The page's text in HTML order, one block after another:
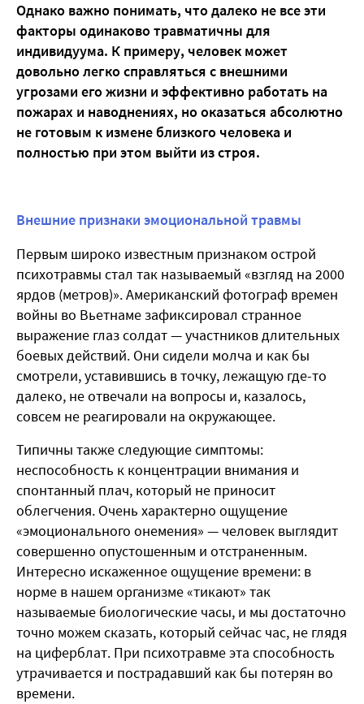
Однако важно понимать, что далеко не все эти
факторы одинаково травматичны для
индивидуума. К примеру, человек может
довольно легко справляться с внешними
угрозами его жизни и эффективно работать на
пожарах и наводнениях, но оказаться абсолютно
не готовым к измене близкого человека и
полностью при этом выйти из строя.
Внешние признаки эмоциональной травмы
Первым широко известным признаком острой
психотравмы стал так называемый «взгляд на 2000
ярдов (метров)». Американский фотограф времен
войны во Вьетнаме зафиксировал странное
выражение глаз солдат — участников длительных
боевых действий. Они сидели молча и как бы
смотрели, уставившись в точку, лежащую где-то
далеко, не отвечали на вопросы и, казалось,
совсем не реагировали на окружающее.
Типичны также следующие симптомы:
неспособность к концентрации внимания и
спонтанный плач, который не приносит
облегчения. Очень характерно ощущение
«эмоционального онемения» — человек выглядит
совершенно опустошенным и отстраненным.
Интересно искаженное ощущение времени: в
норме в нашем организме «тикают» так
называемые биологические часы, и мы достаточно
точно можем сказать, который сейчас час, не глядя
на циферблат. При психотравме эта способность
утрачивается и пострадавший как бы потерян во
времени.